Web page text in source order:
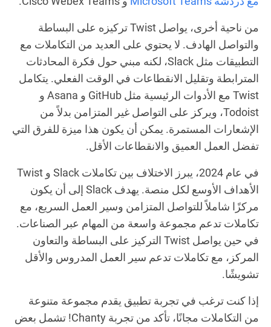
من ناحية أخرى، يواصل Twist تركيزه على البساطة
والتواصل الهادف. لا يحتوي على العديد من التكاملات مع
التطبيقات مثل Slack، لكنه مبني حول فكرة المحادثات
المترابطة وتقليل الانقطاعات في الوقت الفعلي. يتكامل
Twist مع الأدوات الرئيسية مثل GitHub و Asana و
Todoist، ويركز على التواصل غير المتزامن بدلاً من
الإشعارات المستمرة. يمكن أن يكون هذا ميزة للفرق التي
تفضل العمل العميق والانقطاعات الأقل.
في عام 2024، يبرز الاختلاف بين تكاملات Slack و Twist
الأهداف الأوسع لكل منصة. يهدف Slack إلى أن يكون
مركزًا شاملاً للتواصل المتزامن وسير العمل السريع، مع
تكاملات تدعم مجموعة واسعة من المهام عبر الصناعات.
في حين يواصل Twist التركيز على البساطة والتعاون
المركز، مع تكاملات تدعم سير العمل المدروس والأقل
تشويشًا.
إذا كنت ترغب في تجربة تطبيق يقدم مجموعة متنوعة
من التكاملات مجانًا، تأكد من تجربة Chanty! تشمل بعض